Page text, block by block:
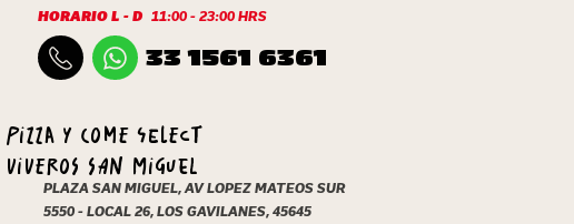
HORARIO L - D 11:00 - 23:00 HRS
33 1561 6361
PIZZA Y COME Select
VIVEROS SAN MIGUEL
PLAZA SAN MIGUEL, AV LOPEZ MATEOS SUR
5550 - LOCAL 26, LOS GAVILANES, 45645